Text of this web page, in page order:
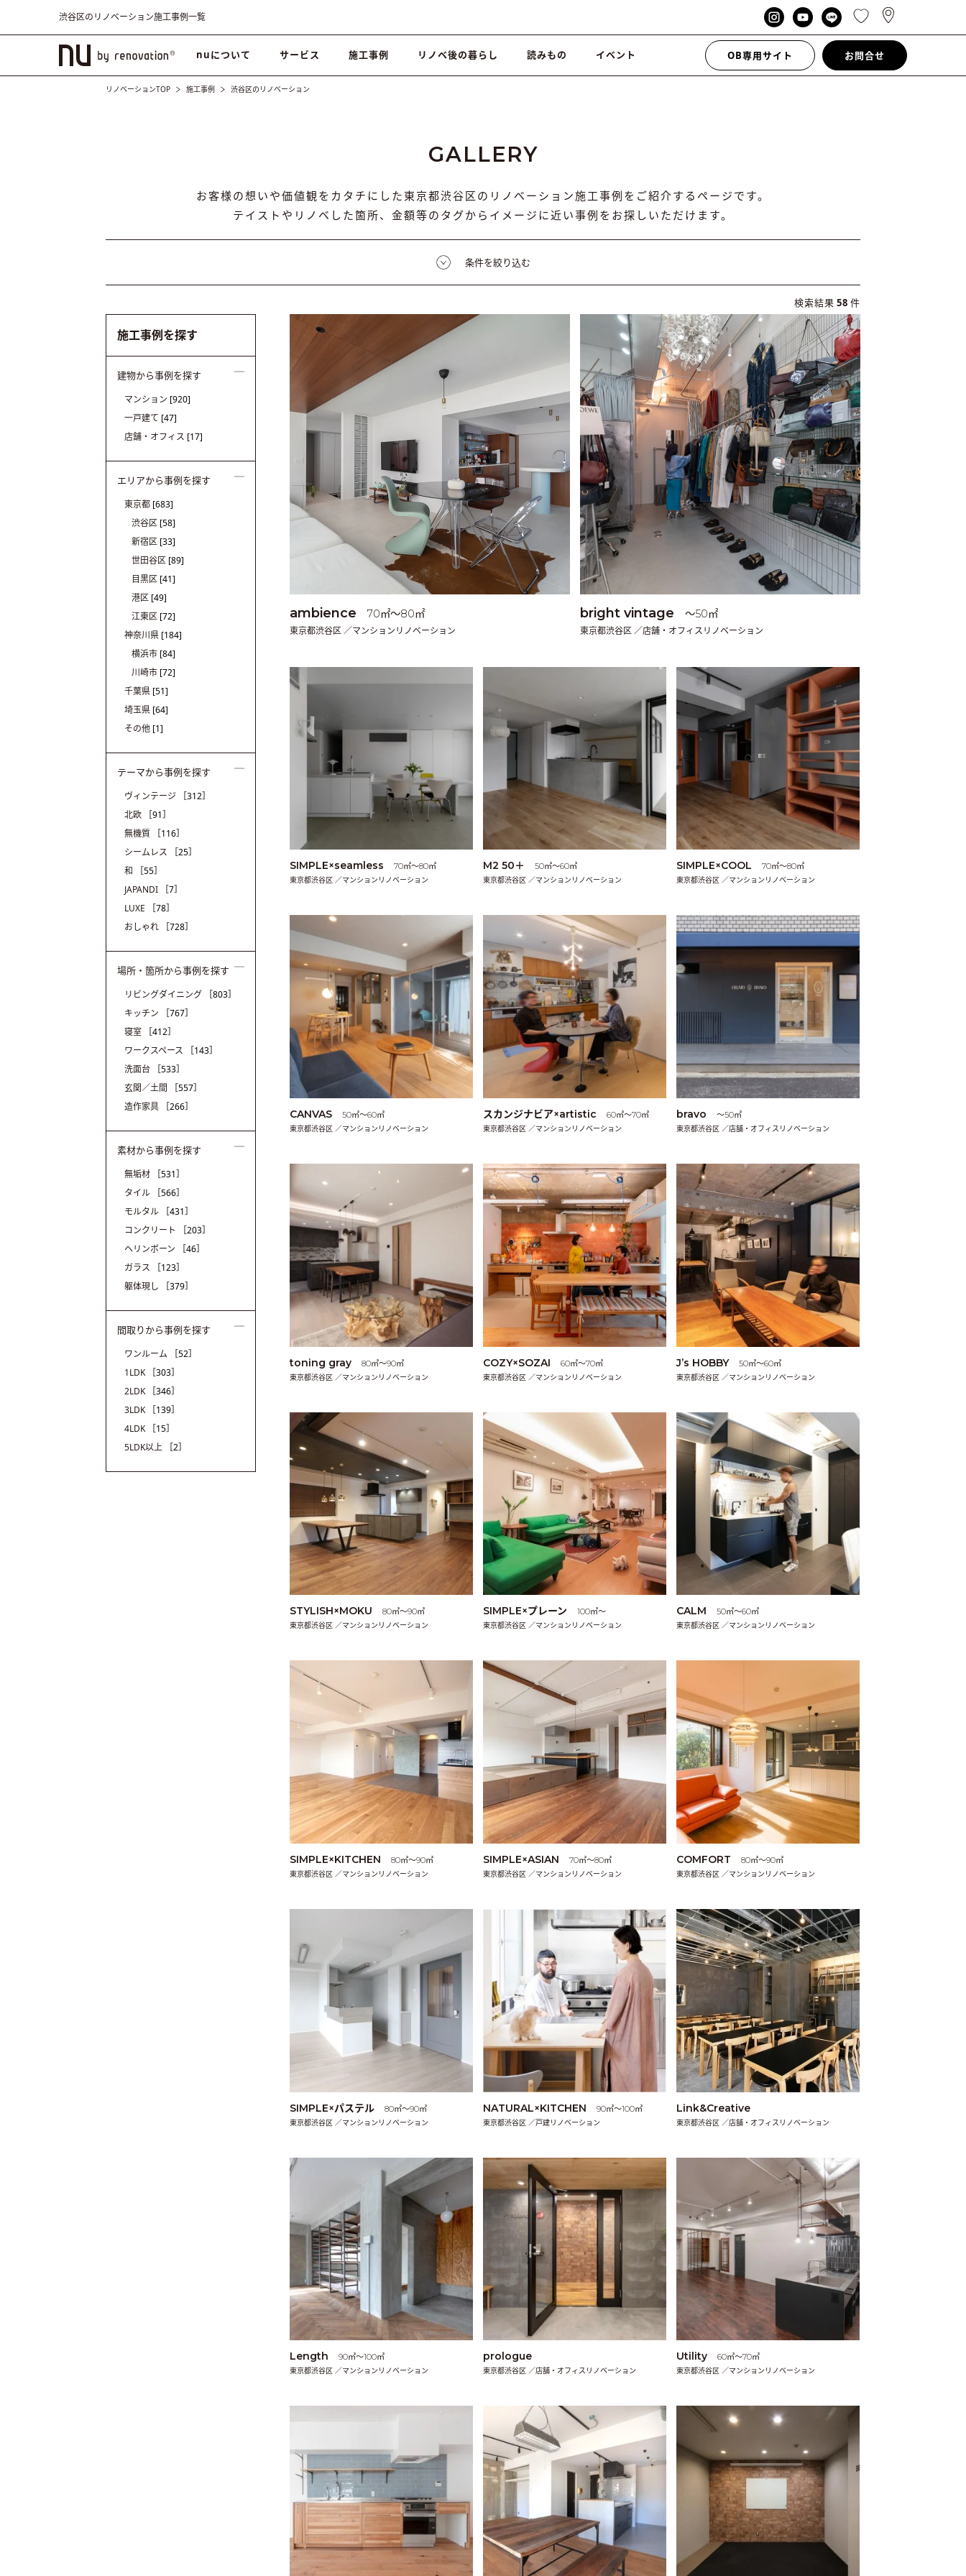
渋谷区のリノベーション施工事例一覧
nuについて サービス 施工事例 リノベ後の暮らし 読みもの イベント OB専用サイト お問合せ
リノベーションTOP 施工事例 渋谷区のリノベーション
GALLERY
お客様の想いや価値観をカタチにした東京都渋谷区のリノベーション施工事例をご紹介するページです。
テイストやリノベした箇所、金額等のタグからイメージに近い事例をお探しいただけます。
条件を絞り込む
検索結果 58 件
ambience 70㎡〜80㎡
東京都渋谷区 ／マンションリノベーション
bright vintage 〜50㎡
東京都渋谷区 ／店舗・オフィスリノベーション
SIMPLE×seamless
70㎡〜80㎡
東京都渋谷区 ／マンションリノベーション
M2 50＋
50㎡〜60㎡
東京都渋谷区 ／マンションリノベーション
SIMPLE×COOL
70㎡〜80㎡
東京都渋谷区 ／マンションリノベーション
CANVAS
50㎡〜60㎡
東京都渋谷区 ／マンションリノベーション
スカンジナビア×artistic
60㎡〜70㎡
東京都渋谷区 ／マンションリノベーション
bravo
〜50㎡
東京都渋谷区 ／店舗・オフィスリノベーション
toning gray
80㎡〜90㎡
東京都渋谷区 ／マンションリノベーション
COZY×SOZAI
60㎡〜70㎡
東京都渋谷区 ／マンションリノベーション
J’s HOBBY
50㎡〜60㎡
東京都渋谷区 ／マンションリノベーション
STYLISH×MOKU
80㎡〜90㎡
東京都渋谷区 ／マンションリノベーション
SIMPLE×プレーン
100㎡〜
東京都渋谷区 ／マンションリノベーション
CALM
50㎡〜60㎡
東京都渋谷区 ／マンションリノベーション
SIMPLE×KITCHEN
80㎡〜90㎡
東京都渋谷区 ／マンションリノベーション
SIMPLE×ASIAN
70㎡〜80㎡
東京都渋谷区 ／マンションリノベーション
COMFORT
80㎡〜90㎡
東京都渋谷区 ／マンションリノベーション
SIMPLE×パステル
80㎡〜90㎡
東京都渋谷区 ／マンションリノベーション
NATURAL×KITCHEN
90㎡〜100㎡
東京都渋谷区 ／戸建リノベーション
Link&Creative
東京都渋谷区 ／店舗・オフィスリノベーション
Length
90㎡〜100㎡
東京都渋谷区 ／マンションリノベーション
prologue
東京都渋谷区 ／店舗・オフィスリノベーション
Utility
60㎡〜70㎡
東京都渋谷区 ／マンションリノベーション
施工事例を探す
建物から事例を探す
マンション [920]
一戸建て [47]
店舗・オフィス [17]
エリアから事例を探す
東京都 [683]
渋谷区 [58]
新宿区 [33]
世田谷区 [89]
目黒区 [41]
港区 [49]
江東区 [72]
神奈川県 [184]
横浜市 [84]
川崎市 [72]
千葉県 [51]
埼玉県 [64]
その他 [1]
テーマから事例を探す
ヴィンテージ
［312］
北欧
［91］
無機質
［116］
シームレス
［25］
和
［55］
JAPANDI
［7］
LUXE
［78］
おしゃれ
［728］
場所・箇所から事例を探す
リビングダイニング
［803］
キッチン
［767］
寝室
［412］
ワークスペース
［143］
洗面台
［533］
玄関／土間
［557］
造作家具
［266］
素材から事例を探す
無垢材
［531］
タイル
［566］
モルタル
［431］
コンクリート
［203］
ヘリンボーン
［46］
ガラス
［123］
躯体現し
［379］
間取りから事例を探す
ワンルーム
［52］
1LDK
［303］
2LDK
［346］
3LDK
［139］
4LDK
［15］
5LDK以上
［2］